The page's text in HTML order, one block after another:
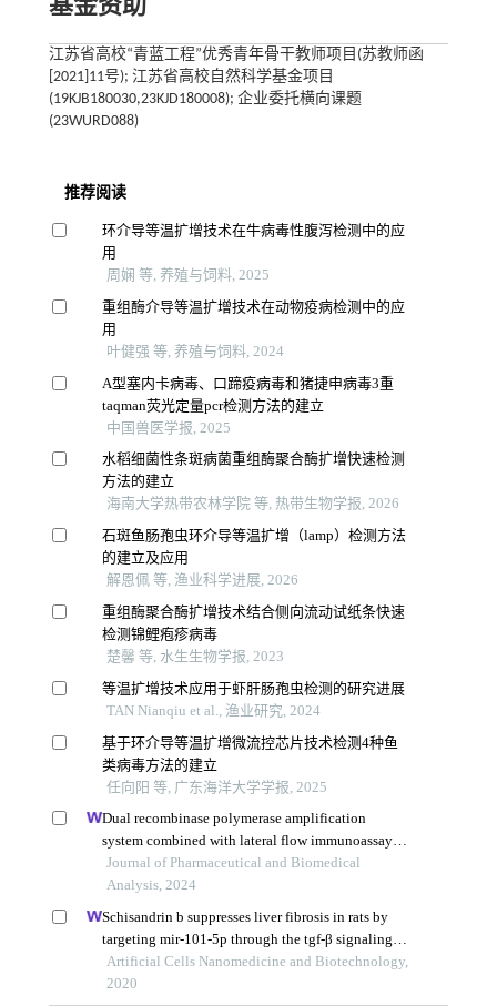
基金资助
江苏省高校“青蓝工程”优秀青年骨干教师项目(苏教师函
[2021]11号); 江苏省高校自然科学基金项目
(19KJB180030,23KJD180008); 企业委托横向课题
(23WURD088)